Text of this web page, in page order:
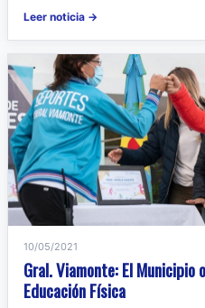
Leer noticia →
10/05/2021
Gral. Viamonte: El
Educación Física